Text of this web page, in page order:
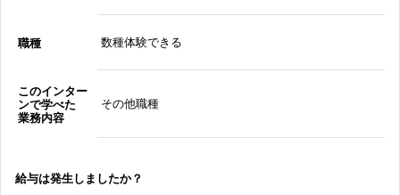
職種 数種体験できる
このインター
ンで学べた
業務内容
その他職種
給与は発生しましたか？